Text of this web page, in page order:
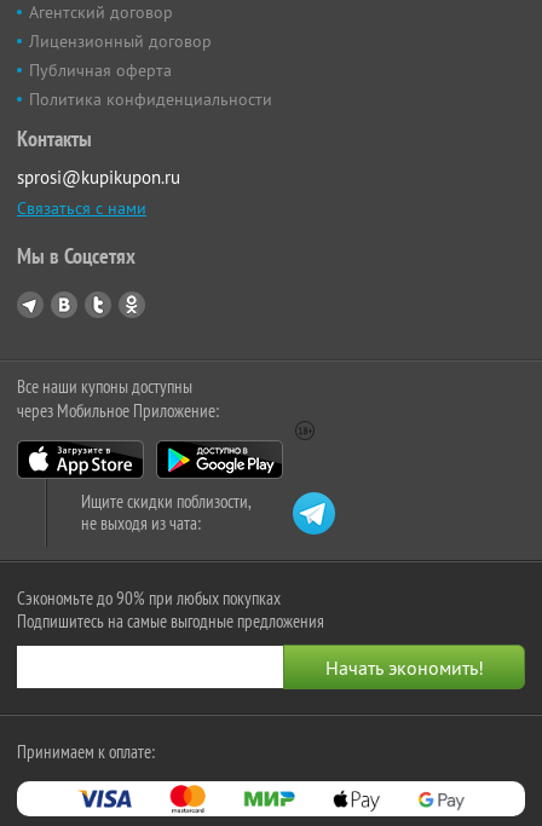
Агентский договор
Лицензионный договор
Публичная оферта
Политика конфиденциальности
Контакты
sprosi@kupikupon.ru
Связаться с нами
Мы в Соцсетях
Все наши купоны доступны
через Мобильное Приложение:
Ищите скидки поблизости,
не выходя из чата:
Сэкономьте до 90% при любых покупках
Подпишитесь на самые выгодные предложения
Принимаем к оплате: